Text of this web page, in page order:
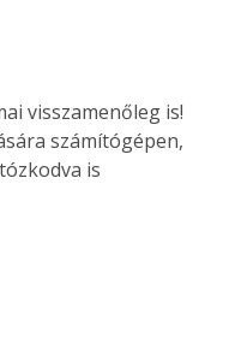
visszamenőleg is!
számítógépen,
is